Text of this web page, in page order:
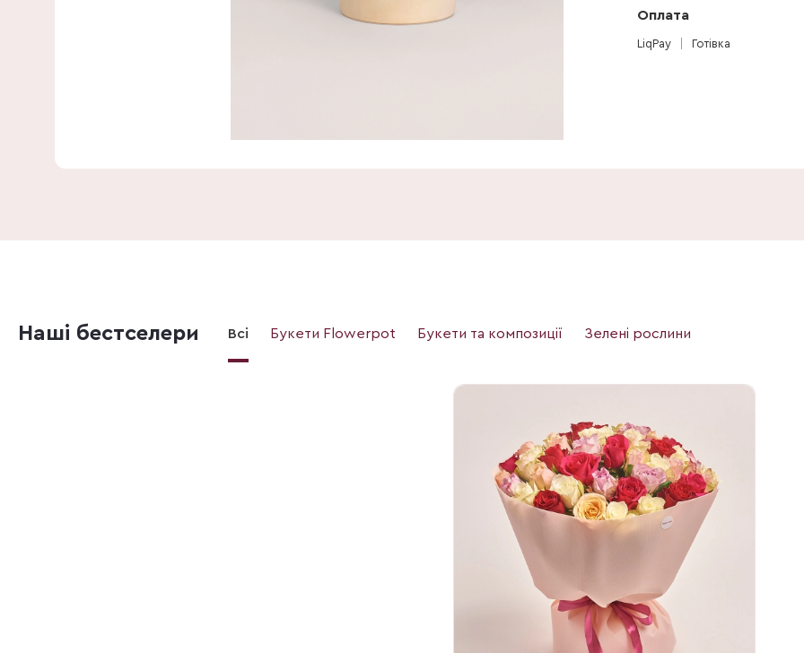
Оплата
LiqPay Готівка
Наші бестселери Всі Букети Flowerpot Букети та композиції Зелені рослини